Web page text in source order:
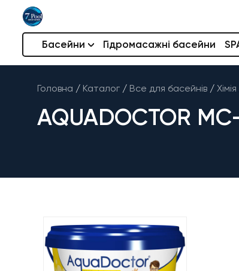
Басейни Гідромасажні басейни
Головна / Каталог / Все для басейнів /
AQUADOCTOR